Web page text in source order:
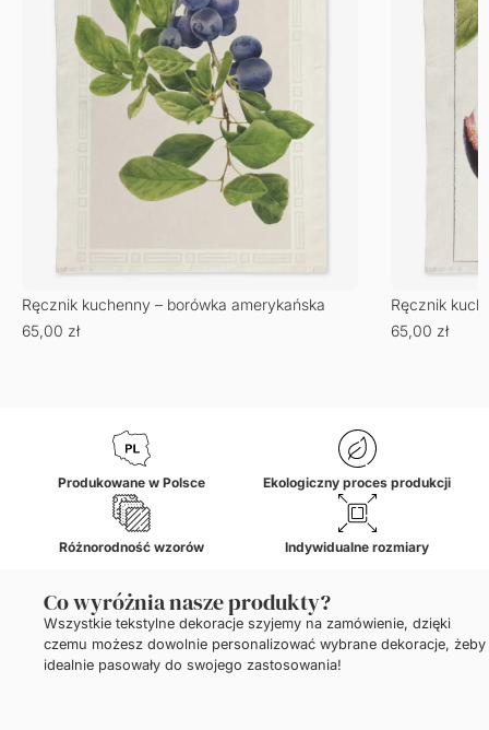
Ręcznik kuchenny – borówka amerykańska
65,00 zł
Ręcznik
65,00 zł
Produkowane w Polsce Ekologiczny proces produkcji
Różnorodność wzorów Indywidualne rozmiary
Co wyróżnia nasze produkty?
Wszystkie tekstylne dekoracje szyjemy na zamówienie, dzięki
czemu możesz dowolnie personalizować wybrane dekoracje, żeby
idealnie pasowały do swojego zastosowania!